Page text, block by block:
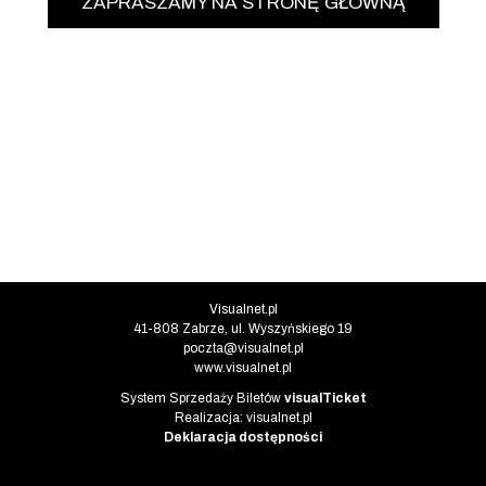
Informacje o instytucji
Visualnet.pl
41-808 Zabrze, ul. Wyszyńskiego 19
poczta@visualnet.pl
www.visualnet.pl
Informacje o systemie
System Sprzedaży Biletów visualTicket
Realizacja: visualnet.pl(otwiera się w nowej karcie)
Deklaracja dostępności(otwiera się w nowej karcie)